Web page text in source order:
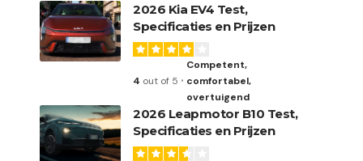
2026 Kia EV4 Test,
Specificaties en Prijzen
4 out of 5
Competent,
comfortabel,
overtuigend
2026 Leapmotor B10 Test,
Specificaties en Prijzen